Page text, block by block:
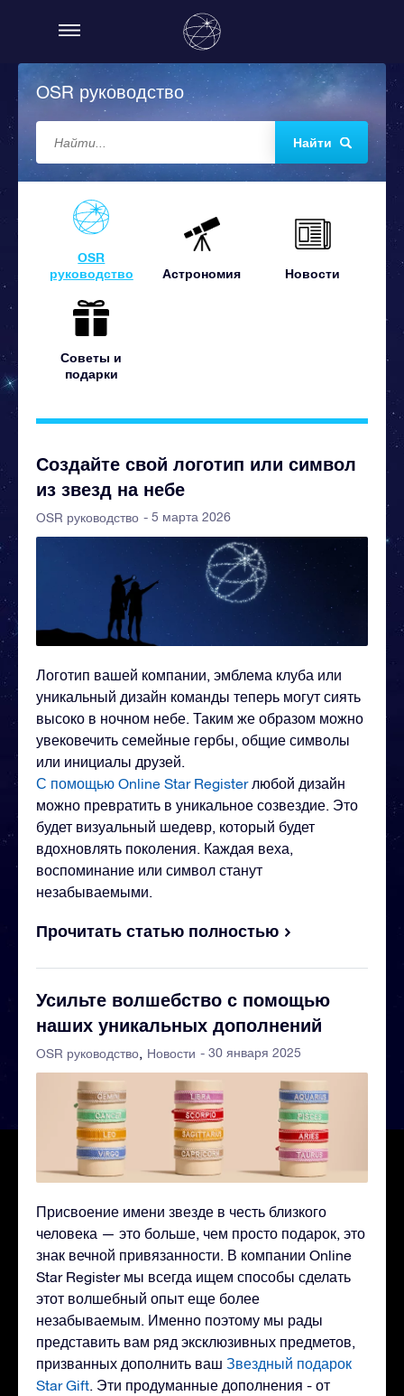
OSR руководство
Найти
OSR
руководство
Астрономия Новости
Советы и
подарки
Создайте свой логотип или символ
из звезд на небе
OSR руководство - 5 марта 2026
Логотип вашей компании, эмблема клуба или
уникальный дизайн команды теперь могут сиять
высоко в ночном небе. Таким же образом можно
увековечить семейные гербы, общие символы
или инициалы друзей.
С помощью Online Star Registerлюбой дизайн
можно превратить в уникальное созвездие. Это
будет визуальный шедевр, который будет
вдохновлять поколения. Каждая веха,
воспоминание или символ станут
незабываемыми.
Прочитать статью полностью
Усильте волшебство с помощью
наших уникальных дополнений
OSR руководство Новости - 30 января 2025
Присвоение имени звезде в честь близкого
человека — это больше, чем просто подарок, это
знак вечной привязанности. В компании Online
Star Register мы всегда ищем способы сделать
этот волшебный опыт еще более
незабываемым. Именно поэтому мы рады
представить вам ряд эксклюзивных предметов,
призванных дополнить ваш Звездный подарок
Star Gift. Эти продуманные дополнения - от